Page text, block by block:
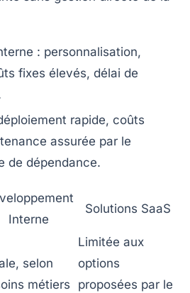
: personnalisation,
fixes élevés, délai de
rapide, coûts
assurée par le
de dépendance.
Interne
Solutions SaaS
selon
métiers
Limitée aux
options
proposées par le